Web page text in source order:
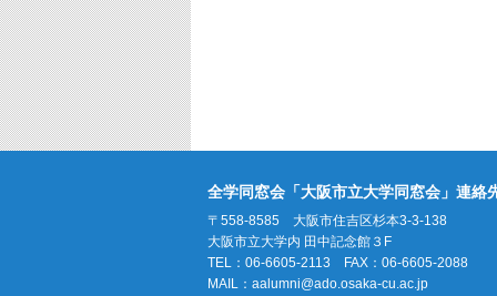
全学同窓会「大阪市立大学同窓会」連絡
〒558-8585 大阪市住吉区杉本3-3-138
大阪市立大学内 田中記念館３F
TEL：06-6605-2113 FAX：06-6605-2088
MAIL： aalumni@ado.osaka-cu.ac.jp